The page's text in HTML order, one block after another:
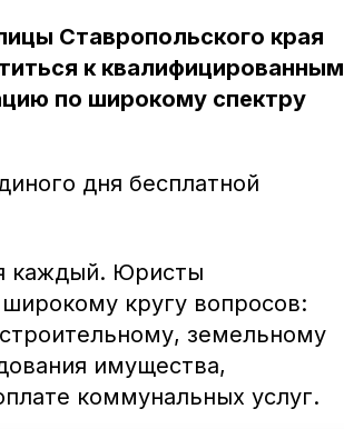
Ставропольского края
к квалифицированным
по широкому спектру
дня бесплатной
каждый. Юристы
кругу вопросов:
земельному
имущества,
коммунальных услуг.